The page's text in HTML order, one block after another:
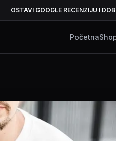
OSTAVI GOOGLE RECENZIJU I
Početna